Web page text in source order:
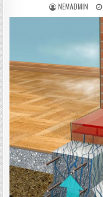
AUTHOR:
NEMADMIN